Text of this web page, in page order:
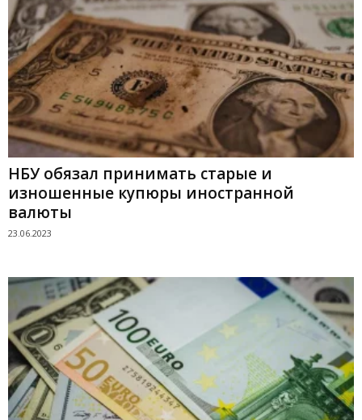
НБУ обязал принимать старые и
изношенные купюры иностранной
валюты
23.06.2023